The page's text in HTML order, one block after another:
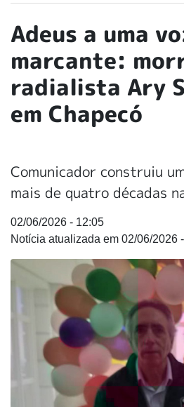
Adeus a uma
marcante:
radialista Ary
em Chapecó
Comunicador construiu
mais de quatro décadas
02/06/2026 - 12:05
02/06/2026